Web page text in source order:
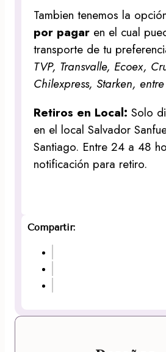
Tambien tenemos la
por pagar en el cual
transporte de tu
TVP, Transvalle, Ecoex,
Chilexpress, Starken,
Retiros en Local:Solo
en el local Salvador
Santiago. Entre 24 a 48
notificación para retiro.
Compartir: